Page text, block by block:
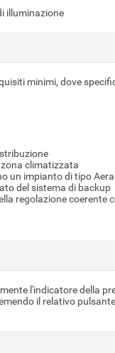
illuminazione
minimi, dove
climatizzata
un impianto di tipo
del sistema di backup
regolazione coerente
l'indicatore della
il relativo